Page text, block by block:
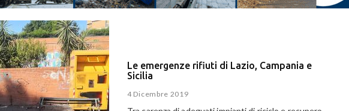
Le emergenze rifiuti di Lazio, Campania e
Sicilia
4 Dicembre 2019